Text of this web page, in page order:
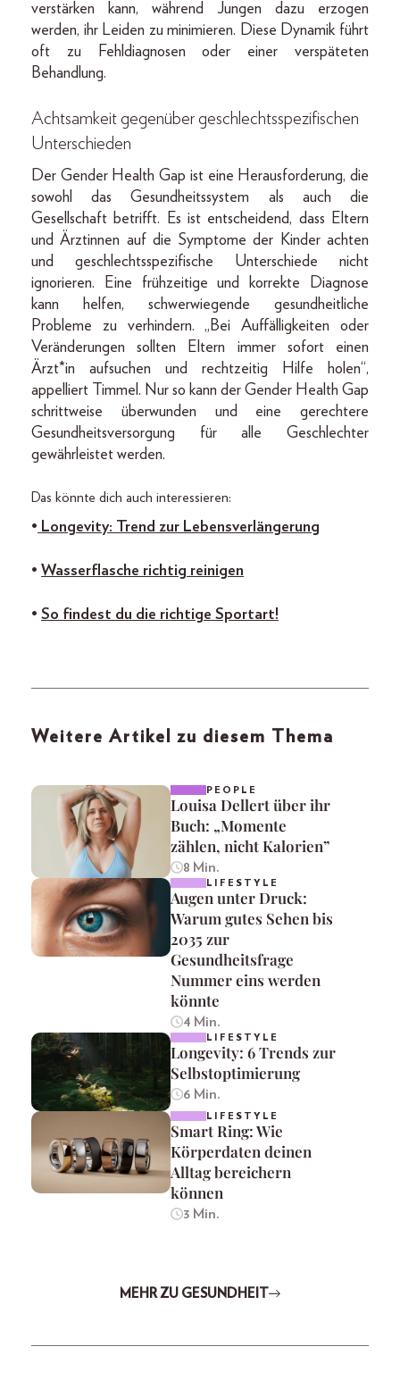
verstärken kann, während Jungen dazu erzogen
werden, ihr Leiden zu minimieren. Diese Dynamik führt
oft zu Fehldiagnosen oder einer verspäteten
Behandlung.
Achtsamkeit gegenüber geschlechtsspezifischen
Unterschieden
Der Gender Health Gap ist eine Herausforderung, die
sowohl das Gesundheitssystem als auch die
Gesellschaft betrifft. Es ist entscheidend, dass Eltern
und Ärztinnen auf die Symptome der Kinder achten
und geschlechtsspezifische Unterschiede nicht
ignorieren. Eine frühzeitige und korrekte Diagnose
kann helfen, schwerwiegende gesundheitliche
Probleme zu verhindern. „Bei Auffälligkeiten oder
Veränderungen sollten Eltern immer sofort einen
Ärzt*in aufsuchen und rechtzeitig Hilfe holen“,
appelliert Timmel. Nur so kann der Gender Health Gap
schrittweise überwunden und eine gerechtere
Gesundheitsversorgung für alle Geschlechter
gewährleistet werden.
Das könnte dich auch interessieren:
• Longevity: Trend zur Lebensverlängerung
• Wasserflasche richtig reinigen
• So findest du die richtige Sportart!
Weitere Artikel zu diesem Thema
PEOPLE
Louisa Dellert über ihr
Buch: „Momente
zählen, nicht Kalorien”
8 Min.
LIFESTYLE
Augen unter Druck:
Warum gutes Sehen bis
2035 zur
Gesundheitsfrage
Nummer eins werden
könnte
4 Min.
LIFESTYLE
Longevity: 6 Trends zur
Selbstoptimierung
6 Min.
LIFESTYLE
Smart Ring: Wie
Körperdaten deinen
Alltag bereichern
können
3 Min.
MEHR ZU GESUNDHEIT